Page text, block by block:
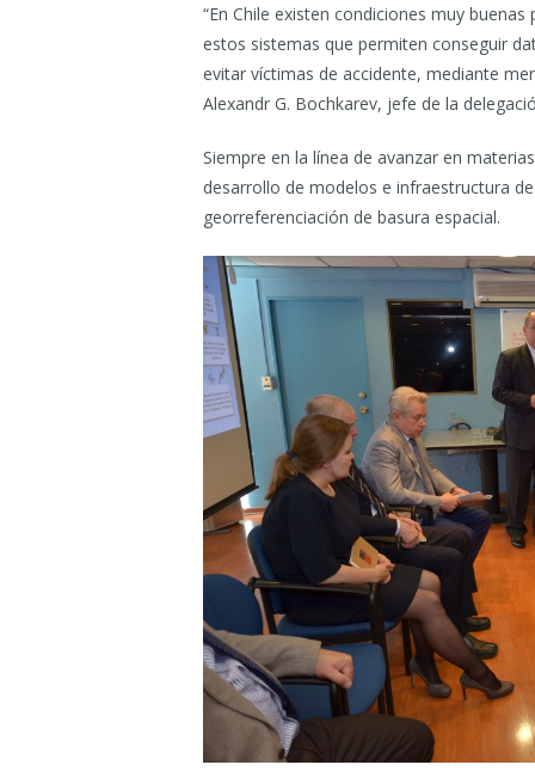
“En Chile existen condiciones muy
estos sistemas que permiten conseguir
evitar víctimas de accidente, mediante
Alexandr G. Bochkarev, jefe de la
Siempre en la línea de avanzar en
desarrollo de modelos e infraestructura
georreferenciación de basura espacial.